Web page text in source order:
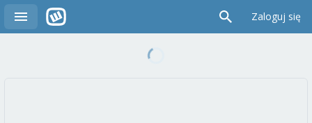
Zaloguj się